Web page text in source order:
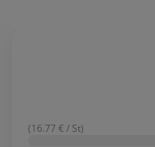
(16.77 € / St)